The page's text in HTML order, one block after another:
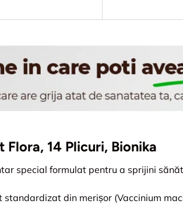
14 Plicuri, Bionika
special formulat pentru a sprijini
din merișor (Vaccinium